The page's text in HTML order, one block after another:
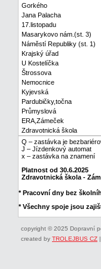
Gorkého
Jana Palacha
17.listopadu
Masarykovo nám.(st. 3)
Náměstí Republiky (st. 1)
Krajský úřad
U Kostelíčka
Štrossova
Nemocnice
Kyjevská
Pardubičky,točna
Průmyslová
ERA,Zámeček
Zdravotnická škola
Q – zastávka je
J – Jízdenkový automat
x – zastávka na znamení
Platnost od 30.6.2025
Zdravotnická škola -
* Pracovní dny bez
* Všechny spoje jsou
copyright © 2025 Dopravní
created by TROLEJBUS CZ |